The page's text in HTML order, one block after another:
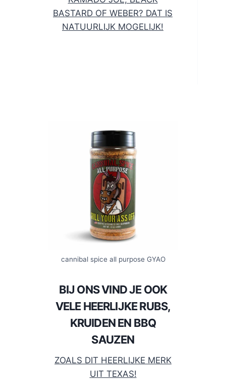
BASTARD OF WEBER? DAT IS
NATUURLIJK MOGELIJK!
cannibal spice all purpose GYAO
BIJ ONS VIND JE OOK
VELE HEERLIJKE RUBS,
KRUIDEN EN BBQ
SAUZEN
ZOALS DIT HEERLIJKE MERK
UIT TEXAS!